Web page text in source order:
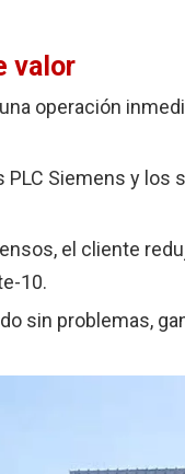
valor
operación
Siemens y
el cliente
10.
sin problemas,